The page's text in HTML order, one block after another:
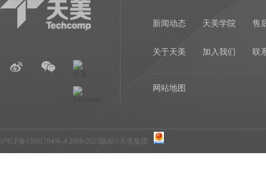
新闻动态 天美学院 售
关于天美 加入我们 联
网站地图
沪ICP备13001704号-4 2006-2023版权©天美集团